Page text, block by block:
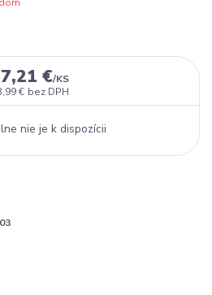
€/KS
€ bez DPH
nie je k dispozícii